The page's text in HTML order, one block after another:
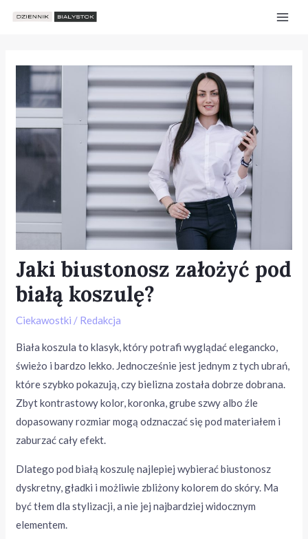
Main
Jaki biustonosz założyć pod
białą koszulę?
Ciekawostki / Redakcja
Biała koszula to klasyk, który potrafi wyglądać elegancko,
świeżo i bardzo lekko. Jednocześnie jest jednym z tych ubrań,
które szybko pokazują, czy bielizna została dobrze dobrana.
Zbyt kontrastowy kolor, koronka, grube szwy albo źle
dopasowany rozmiar mogą odznaczać się pod materiałem i
zaburzać cały efekt.
Dlatego pod białą koszulę najlepiej wybierać biustonosz
dyskretny, gładki i możliwie zbliżony kolorem do skóry. Ma
być tłem dla stylizacji, a nie jej najbardziej widocznym
elementem.